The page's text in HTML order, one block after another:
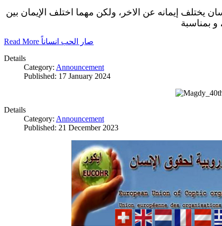
يختلف إيمانه عن الاخر، ولكن مهما اختلف الإيمان بين
و بمناسبة
Read More صار الحب انساناً
Details
Category: Announcement
Published: 17 January 2024
Details
Category: Announcement
Published: 21 December 2023